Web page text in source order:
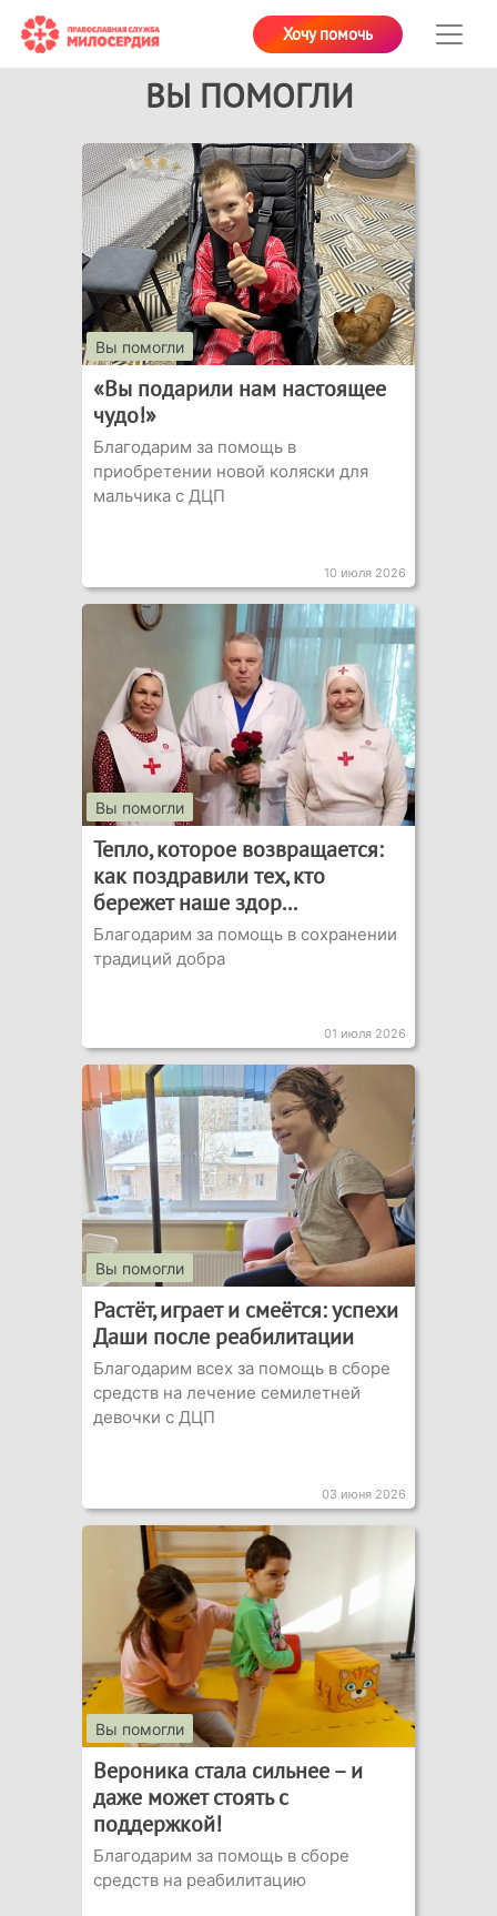
Хочу помочь
ВЫ ПОМОГЛИ
Вы помогли
«Вы подарили нам настоящее
чудо!»
Благодарим за помощь в
приобретении новой коляски для
мальчика с ДЦП
10 июля 2026
Вы помогли
Тепло, которое возвращается:
как поздравили тех, кто
бережет наше здор...
Благодарим за помощь в сохранении
традиций добра
01 июля 2026
Вы помогли
Растёт, играет и смеётся: успехи
Даши после реабилитации
Благодарим всех за помощь в сборе
средств на лечение семилетней
девочки с ДЦП
03 июня 2026
Вы помогли
Вероника стала сильнее – и
даже может стоять с
поддержкой!
Благодарим за помощь в сборе
средств на реабилитацию